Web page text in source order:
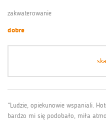
zakwaterowanie
dobre
“Ludzie, opiekunowie wspaniali.
bardzo mi się podobało, miła